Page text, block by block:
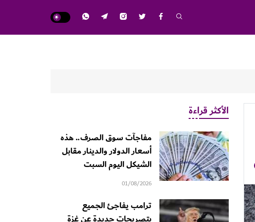
الأكثر قراءة
مفاجآت سوق الصرف.. هذه
أسعار الدولار والدينار مقابل
الشيكل اليوم السبت
01/08/2026
ترامب يفاجئ الجميع
بتصريحات جديدة عن غزة